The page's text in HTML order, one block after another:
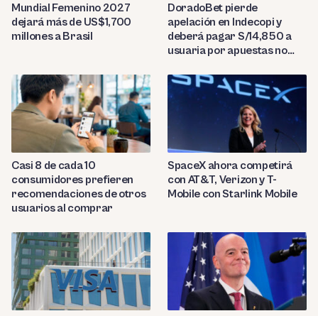
Mundial Femenino 2027
dejará más de US$1,700
millones a Brasil
DoradoBet pierde
apelación en Indecopi y
deberá pagar S/14,850 a
usuaria por apuestas no
Casi 8 de cada 10
consumidores prefieren
recomendaciones de otros
usuarios al comprar
SpaceX ahora competirá
con AT&T, Verizon y T-
Mobile con Starlink Mobile